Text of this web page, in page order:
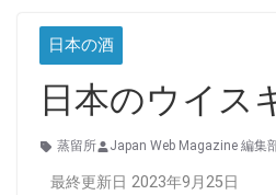
日本の酒
日本のウイス
蒸留所 Japan Web Magazine 編集
最終更新日 2023年9月25日